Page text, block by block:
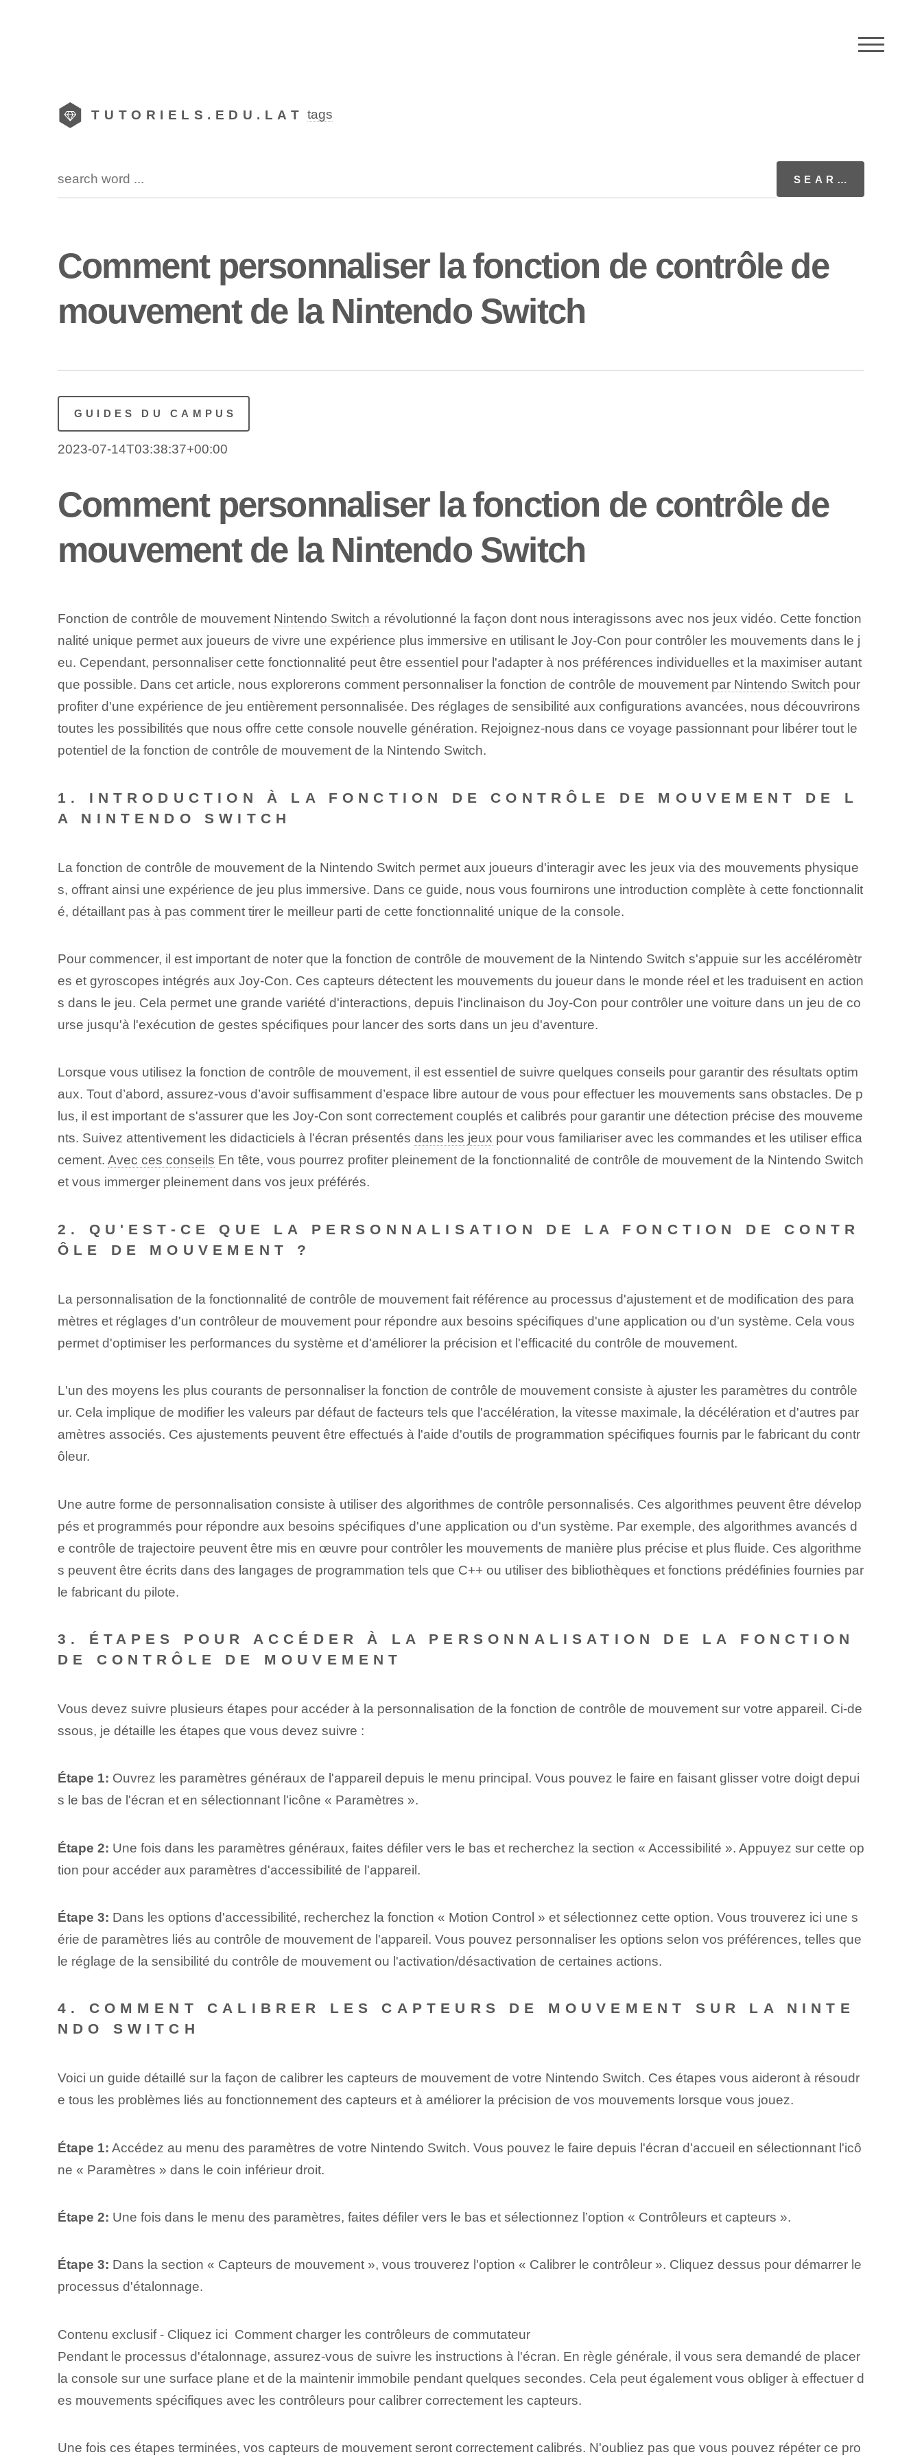
TUTORIELS.EDU.LAT tags
Comment personnaliser la fonction de contrôle de
mouvement de la Nintendo Switch
GUIDES DU CAMPUS
2023-07-14T03:38:37+00:00
Comment personnaliser la fonction de contrôle de
mouvement de la Nintendo Switch
Fonction de contrôle de mouvement Nintendo Switch a révolutionné la façon dont nous interagissons avec nos jeux vidéo. Cette fonction
nalité unique permet aux joueurs de vivre une expérience plus immersive en utilisant le Joy-Con pour contrôler les mouvements dans le j
eu. Cependant, personnaliser cette fonctionnalité peut être essentiel pour l'adapter à nos préférences individuelles et la maximiser autant
que possible. Dans cet article, nous explorerons comment personnaliser la fonction de contrôle de mouvement par Nintendo Switch pour
profiter d'une expérience de jeu entièrement personnalisée. Des réglages de sensibilité aux configurations avancées, nous découvrirons
toutes les possibilités que nous offre cette console nouvelle génération. Rejoignez-nous dans ce voyage passionnant pour libérer tout le
potentiel de la fonction de contrôle de mouvement de la Nintendo Switch.
1. INTRODUCTION À LA FONCTION DE CONTRÔLE DE MOUVEMENT DE L
A NINTENDO SWITCH
La fonction de contrôle de mouvement de la Nintendo Switch permet aux joueurs d'interagir avec les jeux via des mouvements physique
s, offrant ainsi une expérience de jeu plus immersive. Dans ce guide, nous vous fournirons une introduction complète à cette fonctionnalit
é, détaillant pas à pas comment tirer le meilleur parti de cette fonctionnalité unique de la console.
Pour commencer, il est important de noter que la fonction de contrôle de mouvement de la Nintendo Switch s'appuie sur les accéléromètr
es et gyroscopes intégrés aux Joy-Con. Ces capteurs détectent les mouvements du joueur dans le monde réel et les traduisent en action
s dans le jeu. Cela permet une grande variété d'interactions, depuis l'inclinaison du Joy-Con pour contrôler une voiture dans un jeu de co
urse jusqu'à l'exécution de gestes spécifiques pour lancer des sorts dans un jeu d'aventure.
Lorsque vous utilisez la fonction de contrôle de mouvement, il est essentiel de suivre quelques conseils pour garantir des résultats optim
aux. Tout d’abord, assurez-vous d’avoir suffisamment d’espace libre autour de vous pour effectuer les mouvements sans obstacles. De p
lus, il est important de s'assurer que les Joy-Con sont correctement couplés et calibrés pour garantir une détection précise des mouveme
nts. Suivez attentivement les didacticiels à l'écran présentés dans les jeux pour vous familiariser avec les commandes et les utiliser effica
cement. Avec ces conseils En tête, vous pourrez profiter pleinement de la fonctionnalité de contrôle de mouvement de la Nintendo Switch
et vous immerger pleinement dans vos jeux préférés.
2. QU'EST-CE QUE LA PERSONNALISATION DE LA FONCTION DE CONTR
ÔLE DE MOUVEMENT ?
La personnalisation de la fonctionnalité de contrôle de mouvement fait référence au processus d'ajustement et de modification des para
mètres et réglages d'un contrôleur de mouvement pour répondre aux besoins spécifiques d'une application ou d'un système. Cela vous
permet d'optimiser les performances du système et d'améliorer la précision et l'efficacité du contrôle de mouvement.
L'un des moyens les plus courants de personnaliser la fonction de contrôle de mouvement consiste à ajuster les paramètres du contrôle
ur. Cela implique de modifier les valeurs par défaut de facteurs tels que l'accélération, la vitesse maximale, la décélération et d'autres par
amètres associés. Ces ajustements peuvent être effectués à l'aide d'outils de programmation spécifiques fournis par le fabricant du contr
ôleur.
Une autre forme de personnalisation consiste à utiliser des algorithmes de contrôle personnalisés. Ces algorithmes peuvent être dévelop
pés et programmés pour répondre aux besoins spécifiques d'une application ou d'un système. Par exemple, des algorithmes avancés d
e contrôle de trajectoire peuvent être mis en œuvre pour contrôler les mouvements de manière plus précise et plus fluide. Ces algorithme
s peuvent être écrits dans des langages de programmation tels que C++ ou utiliser des bibliothèques et fonctions prédéfinies fournies par
le fabricant du pilote.
3. ÉTAPES POUR ACCÉDER À LA PERSONNALISATION DE LA FONCTION
DE CONTRÔLE DE MOUVEMENT
Vous devez suivre plusieurs étapes pour accéder à la personnalisation de la fonction de contrôle de mouvement sur votre appareil. Ci-de
ssous, je détaille les étapes que vous devez suivre :
Étape 1: Ouvrez les paramètres généraux de l'appareil depuis le menu principal. Vous pouvez le faire en faisant glisser votre doigt depui
s le bas de l'écran et en sélectionnant l'icône « Paramètres ».
Étape 2: Une fois dans les paramètres généraux, faites défiler vers le bas et recherchez la section « Accessibilité ». Appuyez sur cette op
tion pour accéder aux paramètres d'accessibilité de l'appareil.
Étape 3: Dans les options d'accessibilité, recherchez la fonction « Motion Control » et sélectionnez cette option. Vous trouverez ici une s
érie de paramètres liés au contrôle de mouvement de l'appareil. Vous pouvez personnaliser les options selon vos préférences, telles que
le réglage de la sensibilité du contrôle de mouvement ou l'activation/désactivation de certaines actions.
4. COMMENT CALIBRER LES CAPTEURS DE MOUVEMENT SUR LA NINTE
NDO SWITCH
Voici un guide détaillé sur la façon de calibrer les capteurs de mouvement de votre Nintendo Switch. Ces étapes vous aideront à résoudr
e tous les problèmes liés au fonctionnement des capteurs et à améliorer la précision de vos mouvements lorsque vous jouez.
Étape 1: Accédez au menu des paramètres de votre Nintendo Switch. Vous pouvez le faire depuis l'écran d'accueil en sélectionnant l'icô
ne « Paramètres » dans le coin inférieur droit.
Étape 2: Une fois dans le menu des paramètres, faites défiler vers le bas et sélectionnez l’option « Contrôleurs et capteurs ».
Étape 3: Dans la section « Capteurs de mouvement », vous trouverez l'option « Calibrer le contrôleur ». Cliquez dessus pour démarrer le
processus d'étalonnage.
Contenu exclusif - Cliquez ici Comment charger les contrôleurs de commutateur
Pendant le processus d'étalonnage, assurez-vous de suivre les instructions à l'écran. En règle générale, il vous sera demandé de placer
la console sur une surface plane et de la maintenir immobile pendant quelques secondes. Cela peut également vous obliger à effectuer d
es mouvements spécifiques avec les contrôleurs pour calibrer correctement les capteurs.
Une fois ces étapes terminées, vos capteurs de mouvement seront correctement calibrés. N'oubliez pas que vous pouvez répéter ce pro